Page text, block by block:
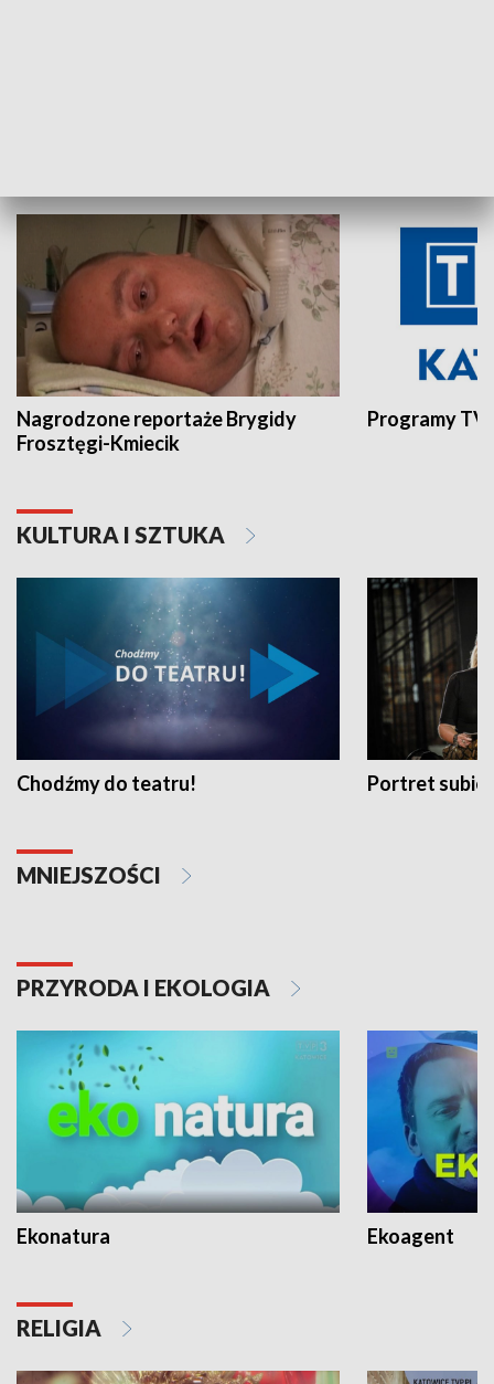
Nagrodzone reportaże Brygidy
Frosztęgi-Kmiecik
Programy
KULTURA I SZTUKA
Chodźmy do teatru! Portret
MNIEJSZOŚCI
PRZYRODA I EKOLOGIA
Ekonatura Ekoagent
RELIGIA